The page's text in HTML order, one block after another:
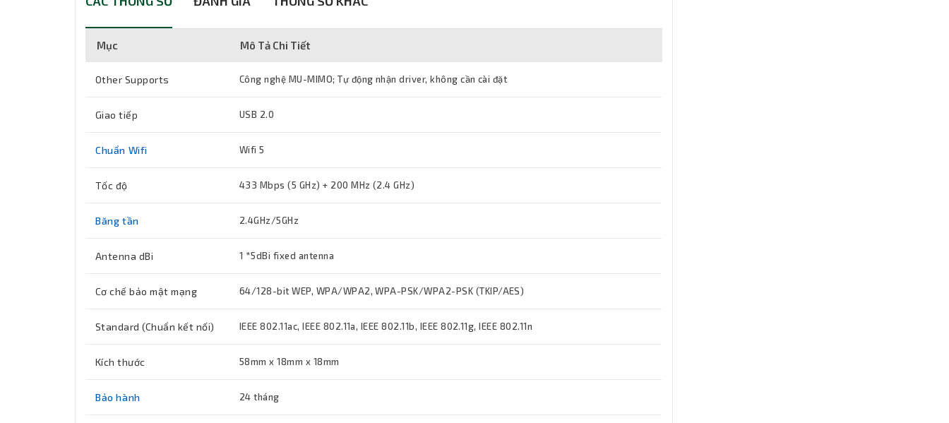
Mục Mô Tả Chi Tiết
Other Supports Công nghệ MU-MIMO; Tự động nhận driver, không cần cài đặt
Giao tiếp USB 2.0
Chuẩn Wifi Wifi 5
Tốc độ 433 Mbps (5 GHz) + 200 MHz (2.4 GHz)
Băng tần 2.4GHz/5GHz
Antenna dBi 1 *5dBi fixed antenna
Cơ chế bảo mật mạng 64/128-bit WEP, WPA/WPA2, WPA-PSK/WPA2-PSK (TKIP/AES)
Standard (Chuẩn kết nối) IEEE 802.11ac, IEEE 802.11a, IEEE 802.11b, IEEE 802.11g, IEEE 802.11n
Kích thước 58mm x 18mm x 18mm
Bảo hành 24 tháng